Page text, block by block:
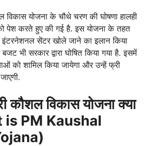
विकास योजना के चौथे चरण की घोषणा हालही
पेश करते हुए की गई है. इस योजना के तहत
इंटरनेशनल सेंटर खोले जाने का इलान किया
भी सरकार द्वारा घोषित किया गया है. इसमें
को शामिल किया जायेगा और उन्हें फ्री
कौशल विकास योजना क्या
is PM Kaushal